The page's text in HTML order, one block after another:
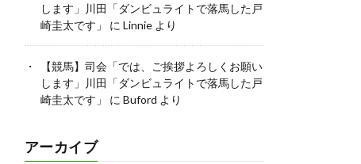
します」川田「ダンビュライトで落馬した戸
崎圭太です」
に Linnieより
【競馬】司会「では、ご挨拶よろしくお願い
します」川田「ダンビュライトで落馬した戸
崎圭太です」
に Buford より
アーカイブ